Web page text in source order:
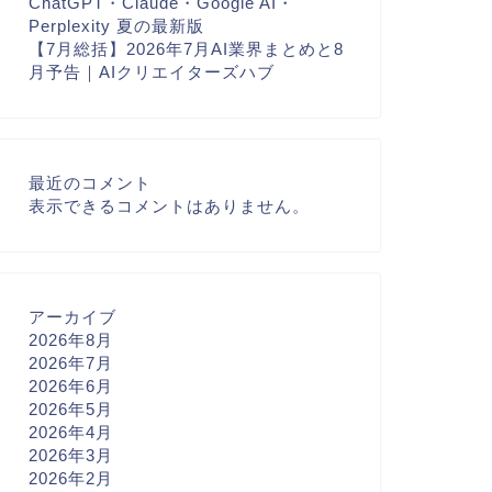
Perplexity 夏の最新版
【7月総括】2026年7月AI業界まとめと8
月予告｜AIクリエイターズハブ
最近のコメント
表示できるコメントはありません。
アーカイブ
2026年8月
2026年7月
2026年6月
2026年5月
2026年4月
2026年3月
2026年2月